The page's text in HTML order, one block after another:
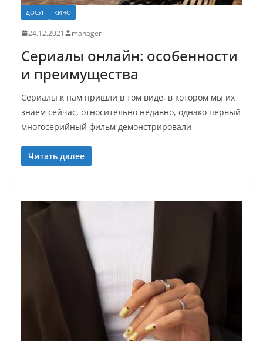
ДОСУГ КИНО
24.12.2021 manager
Сериалы онлайн: особенности
и преимущества
Сериалы к нам пришли в том виде, в котором мы их
знаем сейчас, относительно недавно, однако первый
многосерийный фильм демонстрировали
Читать далее